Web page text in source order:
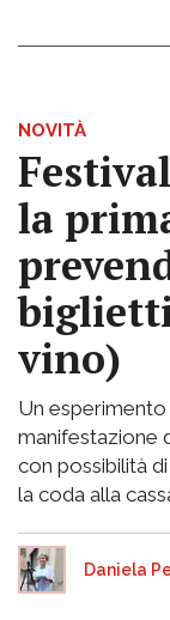
NOVITÀ
la
vino)
Un
manifestazione
con possibilità
la coda alla
Daniela